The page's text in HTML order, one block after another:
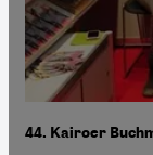
44. Kairoer